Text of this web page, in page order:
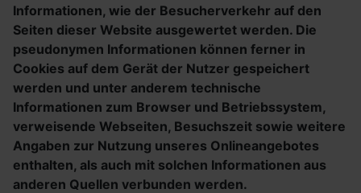
Informationen, wie der Besucherverkehr auf den
Seiten dieser Website ausgewertet werden. Die
pseudonymen Informationen können ferner in
Cookies auf dem Gerät der Nutzer gespeichert
werden und unter anderem technische
Informationen zum Browser und Betriebssystem,
verweisende Webseiten, Besuchszeit sowie weitere
Angaben zur Nutzung unseres Onlineangebotes
enthalten, als auch mit solchen Informationen aus
anderen Quellen verbunden werden.